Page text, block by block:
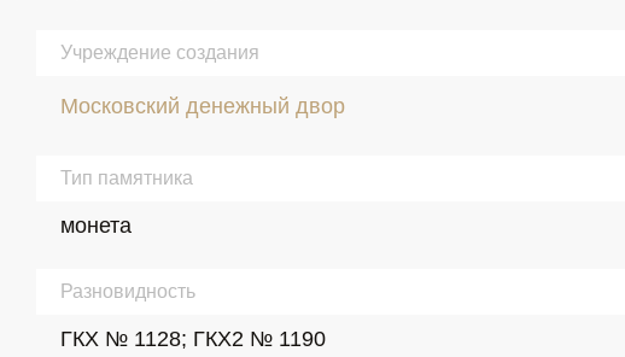
Учреждение создания
Московский денежный двор
Тип памятника
монета
Разновидность
ГКХ № 1128; ГКХ2 № 1190